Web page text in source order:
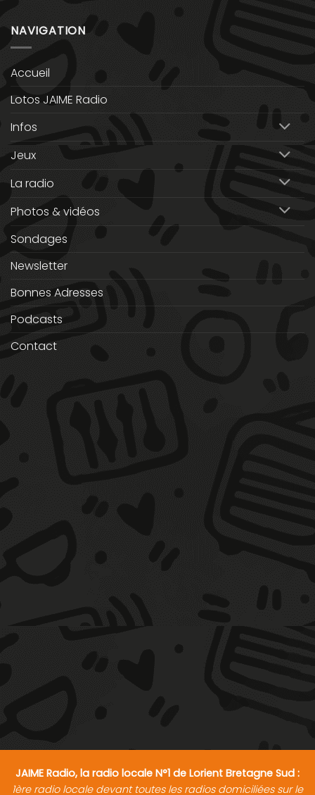
NAVIGATION
Accueil
Lotos JAIME Radio
Infos
Jeux
La radio
Photos & vidéos
Sondages
Newsletter
Bonnes Adresses
Podcasts
Contact
JAIME Radio, la radio locale N°1 de Lorient Bretagne Sud :
1ère radio locale devant toutes les radios domiciliées sur le